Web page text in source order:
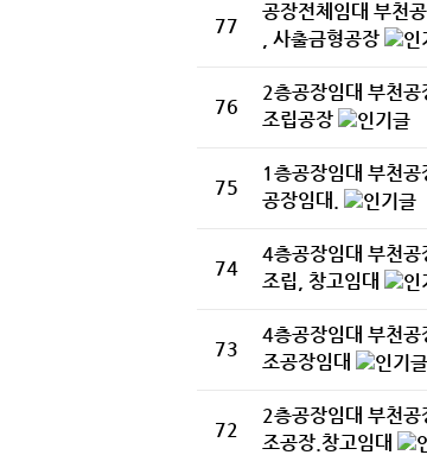
77
공장전체임대 부천
, 사출금형공장
76
2층공장임대 부천
조립공장
75
1층공장임대 부천
공장임대.
74
4층공장임대 부천
조립, 창고임대
73
4층공장임대 부천
조공장임대
72
2층공장임대 부천
조공장.창고임대